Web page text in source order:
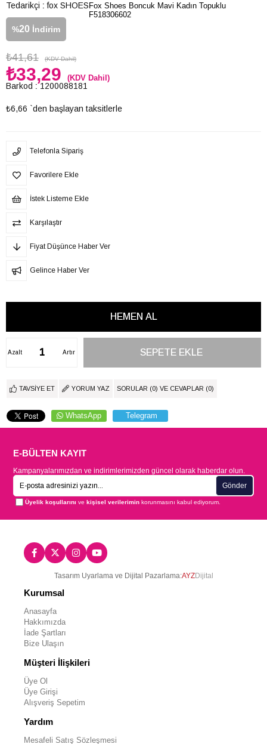
Tedarikçi : fox SHOES
%20 İndirim
₺41,61 (KDV Dahil)
₺33,29 (KDV Dahil)
Barkod : 1200088181
₺6,66 `den başlayan taksitlerle
Fox Shoes Boncuk Mavi Kadın Topuklu
F518306602
Telefonla Sipariş
Favorilere Ekle
İstek Listeme Ekle
Karşılaştır
Fiyat Düşünce Haber Ver
Gelince Haber Ver
Artır
Azalt
TAVSIYE ET YORUM YAZ SORULAR (0) VE CEVAPLAR (0)
WhatsApp Telegram
E-BÜLTEN KAYIT
Kampanyalarımızdan ve indirimlerimizden güncel olarak haberdar olun.
Gönder
Üyelik koşullarını vekişisel verilerimin korunmasını kabul ediyorum.
Tasarım Uyarlama ve Dijital Pazarlama:AYZDijital
Kurumsal
Anasayfa
Hakkımızda
İade Şartları
Bize Ulaşın
Müşteri İlişkileri
Üye Ol
Üye Girişi
Alışveriş Sepetim
Yardım
Mesafeli Satış Sözleşmesi